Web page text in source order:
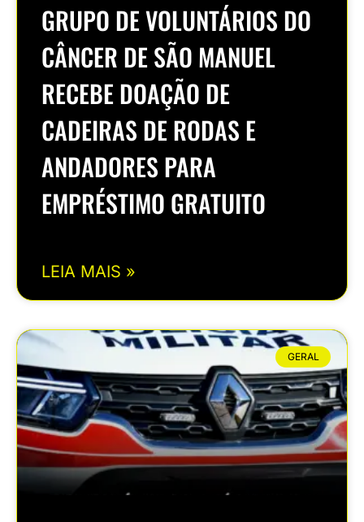
GRUPO DE VOLUNTÁRIOS DO
CÂNCER DE SÃO MANUEL
RECEBE DOAÇÃO DE
CADEIRAS DE RODAS E
ANDADORES PARA
EMPRÉSTIMO GRATUITO
LEIA MAIS »
GERAL